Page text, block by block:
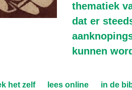
thematiek
dat er
kunnen
het zelf lees online in de